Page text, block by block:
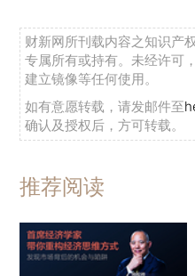
财新网所刊载内容之知识产
专属所有或持有。未经许可
建立镜像等任何使用。
如有意愿转载，请发邮件至
确认及授权后，方可转载。
推荐阅读